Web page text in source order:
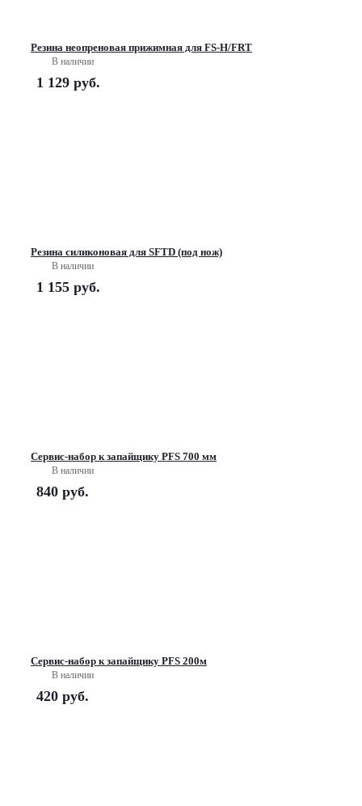
Резина неопреновая прижимная для FS-H/FRT
В наличии
1 129 руб.
Резина силиконовая для SFTD (под нож)
В наличии
1 155 руб.
Сервис-набор к запайщику PFS 700 мм
В наличии
840 руб.
Сервис-набор к запайщику PFS 200м
В наличии
420 руб.